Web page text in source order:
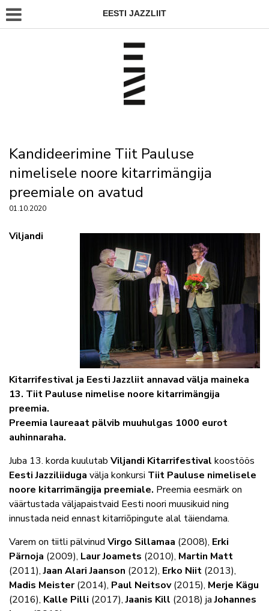
EESTI JAZZLIIT
Kandideerimine Tiit Pauluse
nimelisele noore kitarrimängija
preemiale on avatud
01.10.2020
Viljandi
Kitarrifestival ja Eesti Jazzliit annavad välja maineka
13. Tiit Pauluse nimelise noore kitarrimängija
preemia.
Preemia laureaat pälvib muuhulgas 1000 eurot
auhinnaraha.
Juba 13. korda kuulutab Viljandi Kitarrifestival koostöös
Eesti Jazziliiduga välja konkursi Tiit Pauluse nimelisele
noore kitarrimängija preemiale. Preemia eesmärk on
väärtustada väljapaistvaid Eesti noori muusikuid ning
innustada neid ennast kitarriõpingute alal täiendama.
Varem on tiitli pälvinud Virgo Sillamaa (2008), Erki
Pärnoja (2009), Laur Joamets (2010), Martin Matt
(2011),Jaan Alari Jaanson (2012), Erko Niit (2013),
Madis Meister(2014), Paul Neitsov(2015), Merje Kägu
(2016), Kalle Pilli (2017),Jaanis Kill (2018) jaJohannes